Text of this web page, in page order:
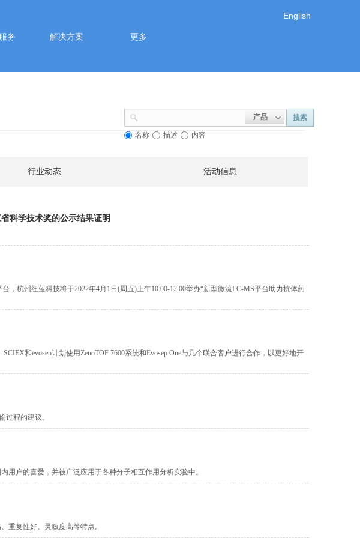
English
务 解决方案 更多
产品 搜索
名称 描述 内容
行业动态 活动信息
科学技术奖的公示结果证明
杭州纽蓝科技将于2022年4月1日(周五)上午10:00-12:00举办“新型微流LC-MS平台助力抗体药
和evosep计划使用ZenoTOF 7600系统和Evosep One与几个联合客户进行合作，以更好地开
过程的建议。
用户的喜爱，并被广泛应用于各种分子相互作用分析实验中。
重复性好、灵敏度高等特点。